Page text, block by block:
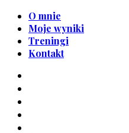
O mnie
Moje wyniki
Treningi
Kontakt